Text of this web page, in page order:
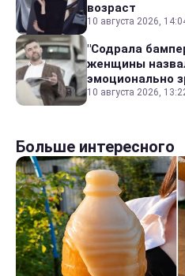
возраст
10 августа 2026,
"Содрала
женщины
эмоционально
10 августа 2026,
Больше интересного